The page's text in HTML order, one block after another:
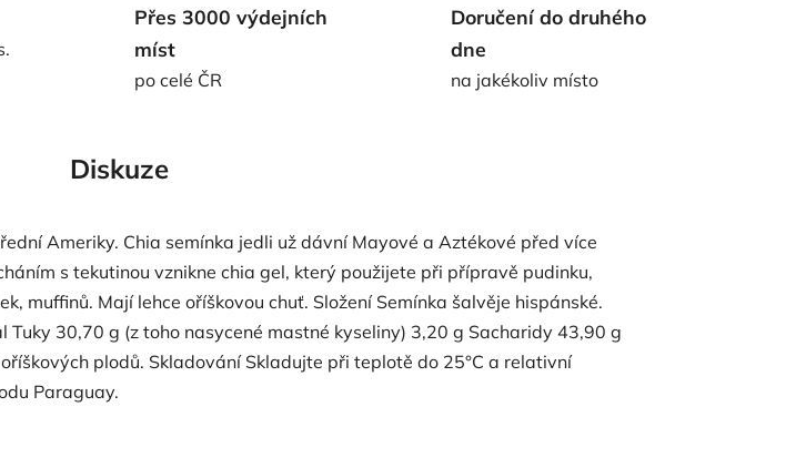
Přes 3000 výdejních
míst
po celé ČR
Doručení do druhého
dne
na jakékoliv místo
Diskuze
Ameriky. Chia semínka jedli už dávní Mayové a Aztékové před více
s tekutinou vznikne chia gel, který použijete při přípravě pudinku,
muffinů. Mají lehce oříškovou chuť. Složení Semínka šalvěje hispánské.
30,70 g (z toho nasycené mastné kyseliny) 3,20 g Sacharidy 43,90 g
plodů. Skladování Skladujte při teplotě do 25°C a relativní
Paraguay.